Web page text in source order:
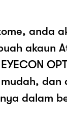
anda
akaun
dan
dalam